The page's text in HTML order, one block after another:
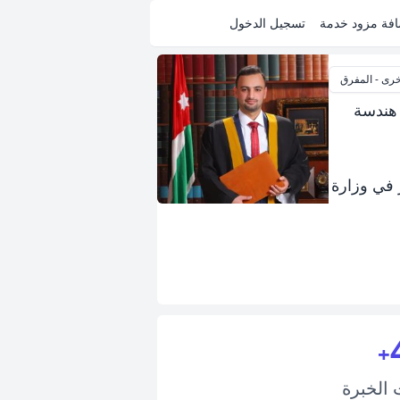
مزود خدمة تسجيل الدخول
- المفرق
هندسة
في وزارة
+
الخبرة